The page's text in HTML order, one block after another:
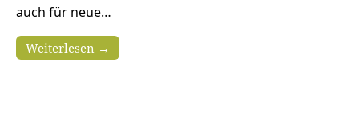
auch für neue…
Weiterlesen →